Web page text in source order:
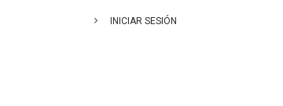
INICIAR SESIÓN